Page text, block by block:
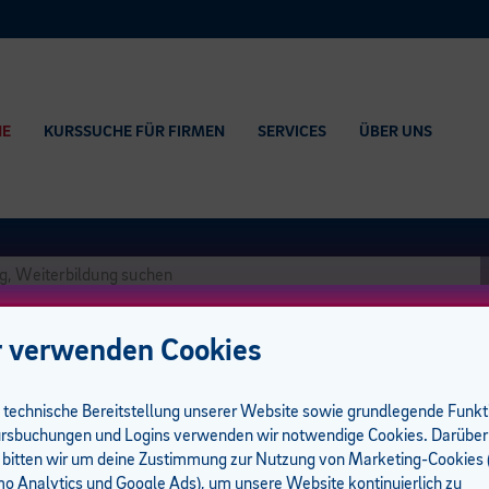
KURSSUCHE FÜR FIRMEN SERVICES ÜBER UNS
Cookies
technische Bereitstellung unserer Website sowie grundlegende
und Logins verwenden wir notwendige Cookies. Darüber
bitten wir um deine Zustimmung zur Nutzung von Marketing-Cookies
Analytics und Google Ads), um unsere Website kontinuierlich zu